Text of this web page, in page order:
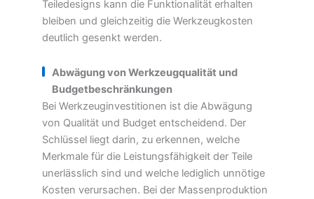
Teiledesigns kann die Funktionalität erhalten
bleiben und gleichzeitig die Werkzeugkosten
deutlich gesenkt werden.
Abwägung von Werkzeugqualität und
Budgetbeschränkungen
Bei Werkzeuginvestitionen ist die Abwägung
von Qualität und Budget entscheidend. Der
Schlüssel liegt darin, zu erkennen, welche
Merkmale für die Leistungsfähigkeit der Teile
unerlässlich sind und welche lediglich unnötige
Kosten verursachen. Bei der Massenproduktion